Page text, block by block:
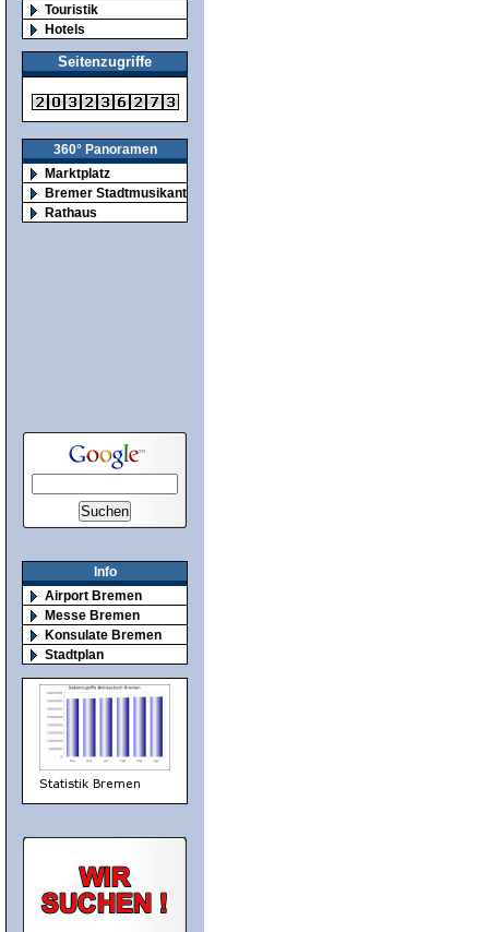
Touristik
Hotels
Seitenzugriffe
360° Panoramen
Marktplatz
Bremer Stadtmusikanten
Rathaus
Info
Airport Bremen
Messe Bremen
Konsulate Bremen
Stadtplan